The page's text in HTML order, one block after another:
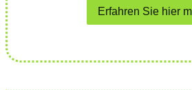
Erfahren Sie hier